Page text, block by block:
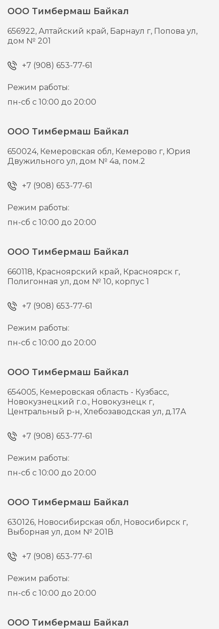
ООО Тимбермаш Байкал
656922,Алтайский край, Барнаул г, Попова ул,
дом № 201
+7 (908) 653-77-61
Режим работы:
пн-сб с 10:00 до 20:00
ООО Тимбермаш Байкал
650024, Кемеровская обл, Кемерово г, Юрия
Двужильного ул, дом № 4а, пом.2
+7 (908) 653-77-61
Режим работы:
пн-сб с 10:00 до 20:00
ООО Тимбермаш Байкал
660118, Красноярский край, Красноярск г,
Полигонная ул, дом № 10, корпус 1
+7 (908) 653-77-61
Режим работы:
пн-сб с 10:00 до 20:00
ООО Тимбермаш Байкал
654005, Кемеровская область - Кузбасс,
Новокузнецкий г.о., Новокузнецк г,
Центральный р-н, Хлебозаводская ул, д.17А
+7 (908) 653-77-61
Режим работы:
пн-сб с 10:00 до 20:00
ООО Тимбермаш Байкал
630126, Новосибирская обл, Новосибирск г,
Выборная ул, дом № 201В
+7 (908) 653-77-61
Режим работы:
пн-сб с 10:00 до 20:00
ООО Тимбермаш Байкал